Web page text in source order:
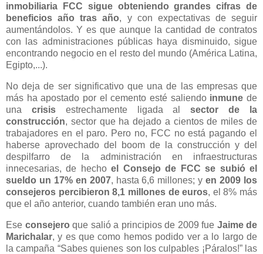
inmobiliaria FCC sigue obteniendo grandes cifras de
beneficios año tras año, y con expectativas de seguir
aumentándolos. Y es que aunque la cantidad de contratos
con las administraciones públicas haya disminuido, sigue
encontrando negocio en el resto del mundo (América Latina,
Egipto,...).
No deja de ser significativo que una de las empresas que
más ha apostado por el cemento esté saliendo inmunede
una crisis estrechamente ligada alsector de la
construcción, sector que ha dejado a cientos de miles de
trabajadores en el paro. Pero no, FCC no está pagando el
haberse aprovechado del boom de la construcción y del
despilfarro de la administración en infraestructuras
innecesarias, de hechoel Consejo de FCC se subió el
sueldo un 17% en 2007, hasta 6,6 millones; yen 2009 los
consejeros percibieron 8,1 millones de euros, el 8% más
que el año anterior, cuando también eran uno más.
Ese consejero que salió a principios de 2009 fue Jaime de
Marichalar, y es que como hemos podido ver a lo largo de
la campaña “Sabes quienes son los culpables ¡Páralos!” las